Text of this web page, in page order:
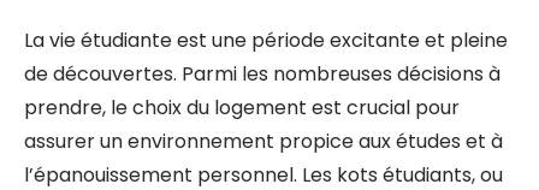
La vie étudiante est une période excitante et pleine
de découvertes. Parmi les nombreuses décisions à
prendre, le choix du logement est crucial pour
assurer un environnement propice aux études et à
l’épanouissement personnel. Les kots étudiants, ou